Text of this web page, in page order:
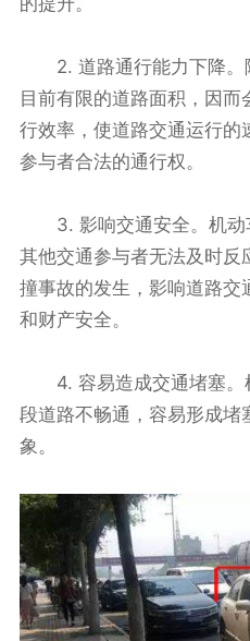
2. 道路通行能力下降。
目前有限的道路面积，因
行效率，使道路交通运行的
参与者合法的通行权。
3. 影响交通安全。机动
其他交通参与者无法及时
撞事故的发生，影响道路
和财产安全。
4. 容易造成交通堵塞。
段道路不畅通，容易形成
象。